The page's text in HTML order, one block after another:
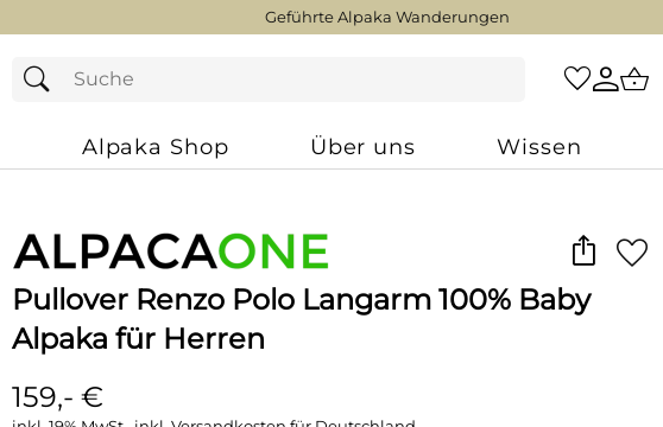
Geführte Alpaka Wanderungen
Alpaka Shop Über uns Wissen
Pullover Renzo Polo Langarm 100% Baby
Alpaka für Herren
159,- €